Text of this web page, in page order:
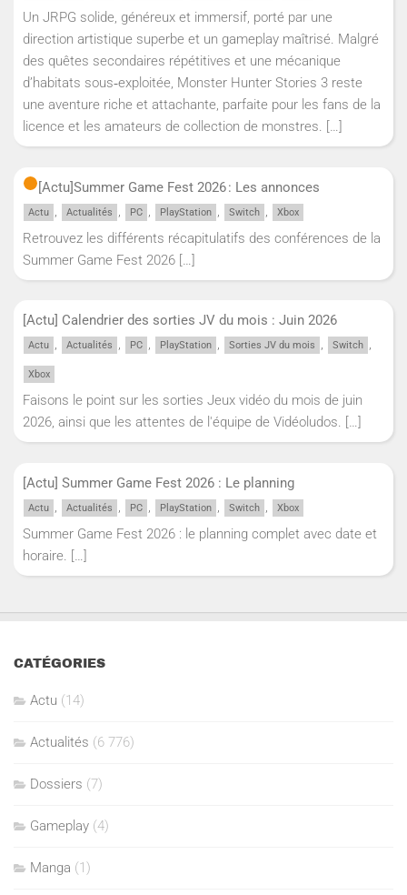
Un JRPG solide, généreux et immersif, porté par une
direction artistique superbe et un gameplay maîtrisé. Malgré
des quêtes secondaires répétitives et une mécanique
d’habitats sous‑exploitée, Monster Hunter Stories 3 reste
une aventure riche et attachante, parfaite pour les fans de la
licence et les amateurs de collection de monstres. […]
[Actu]Summer Game Fest 2026 : Les annonces
Actu , Actualités , PC , PlayStation , Switch , Xbox
Retrouvez les différents récapitulatifs des conférences de la
Summer Game Fest 2026 […]
[Actu] Calendrier des sorties JV du mois : Juin 2026
Actu , Actualités , PC , PlayStation , Sorties JV du mois , Switch ,
Xbox
Faisons le point sur les sorties Jeux vidéo du mois de juin
2026, ainsi que les attentes de l'équipe de Vidéoludos. […]
[Actu] Summer Game Fest 2026 : Le planning
Actu , Actualités , PC , PlayStation , Switch , Xbox
Summer Game Fest 2026 : le planning complet avec date et
horaire. […]
CATÉGORIES
Actu (14)
Actualités (6 776)
Dossiers (7)
Gameplay (4)
Manga (1)